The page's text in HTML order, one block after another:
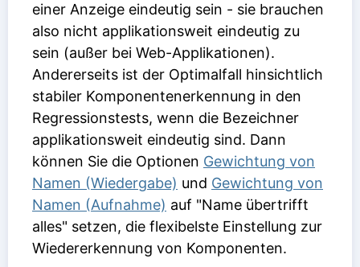
einer Anzeige eindeutig sein - sie brauchen
also nicht applikationsweit eindeutig zu
sein (außer bei Web-Applikationen).
Andererseits ist der Optimalfall hinsichtlich
stabiler Komponentenerkennung in den
Regressionstests, wenn die Bezeichner
applikationsweit eindeutig sind. Dann
können Sie die Optionen Gewichtung von
Namen (Wiedergabe) und Gewichtung von
Namen (Aufnahme) auf "Name übertrifft
alles" setzen, die flexibelste Einstellung zur
Wiedererkennung von Komponenten.